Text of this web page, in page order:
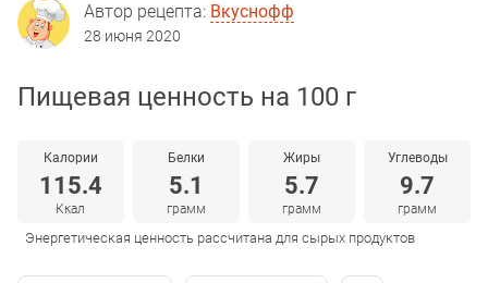
Автор рецепта: Вкуснофф
28 июня 2020
Пищевая ценность на 100 г
Калории
115.4
Ккал
Белки
5.1
грамм
Жиры
5.7
грамм
Углеводы
9.7
грамм
Энергетическая ценность рассчитана для сырых продуктов